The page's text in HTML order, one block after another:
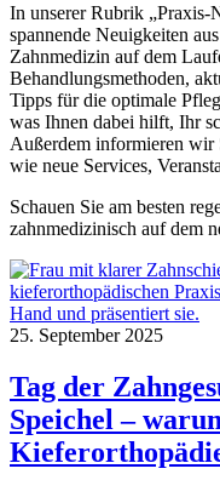
In unserer Rubrik „Praxis-
spannende Neuigkeiten
Zahnmedizin auf dem
Behandlungsmethoden,
Tipps für die optimale
was Ihnen dabei hilft, Ihr
Außerdem informieren wir
wie neue Services,
Schauen Sie am besten
zahnmedizinisch auf dem
25. September 2025
Tag der
Speichel –